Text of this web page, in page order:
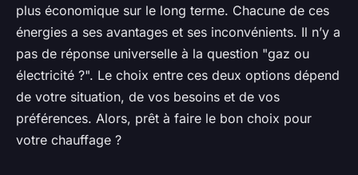
plus économique sur le long terme. Chacune de ces
énergies a ses avantages et ses inconvénients. Il n’y a
pas de réponse universelle à la question "gaz ou
électricité ?". Le choix entre ces deux options dépend
de votre situation, de vos besoins et de vos
préférences. Alors, prêt à faire le bon choix pour
votre chauffage ?